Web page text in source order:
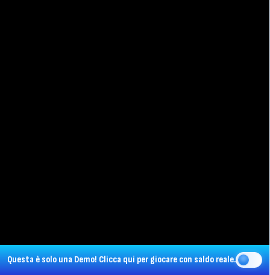
Questa è solo una Demo!Clicca quiper giocare con saldo reale.